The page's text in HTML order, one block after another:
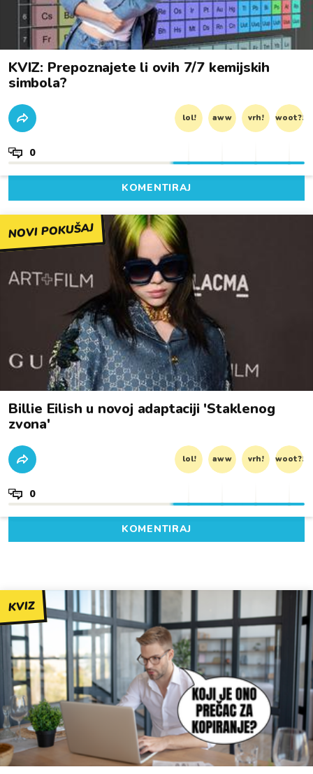
KVIZ: Prepoznajete li ovih 7/7 kemijskih
simbola?
lol! aww vrh! woot?!
0
KOMENTIRAJ
NOVI POKUŠAJ
Billie Eilish u novoj adaptaciji 'Staklenog
zvona'
lol! aww vrh! woot?!
0
KOMENTIRAJ
KVIZ